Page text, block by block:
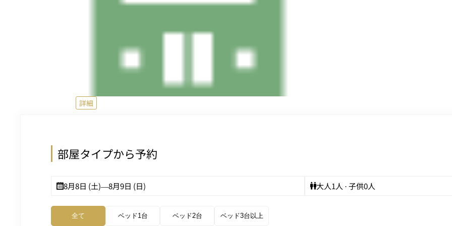
詳細
部屋タイプから予約
8月8日 (土)—8月9日 (日) 大人1人 · 子供0人
全て ベッド1台 ベッド2台 ベッド3台以上